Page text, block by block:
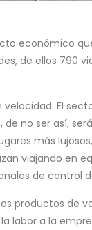
económico
de ellos 790
El
no ser así,
más
viajando en
de control
productos de
labor a la